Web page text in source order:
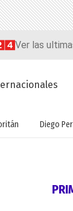
Ver las
Diego